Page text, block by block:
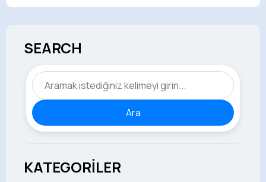
SEARCH
Ara
KATEGORİLER